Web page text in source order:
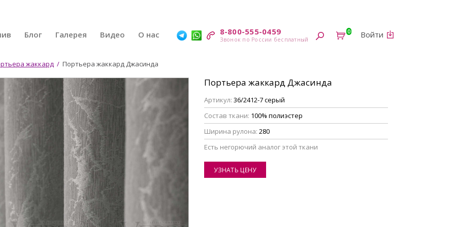
Войти
0
8-800-555-0459
Блог Галерея Видео О нас
жаккард / Портьера жаккард Джасинда
Портьера жаккард Джасинда
Артикул:36/2412-7 серый
Состав ткани: 100% полиэстер
Ширина рулона:280
Eсть негорючий аналог этой ткани
УЗНАТЬ ЦЕНУ